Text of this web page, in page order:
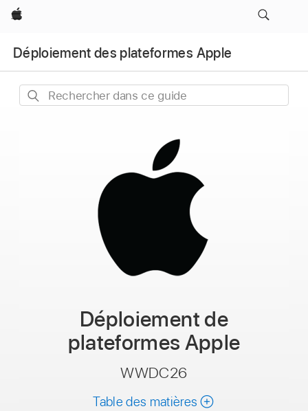
Apple
Déploiement des plateformes Apple
Rechercher
Déploiement de
plateformes Apple
WWDC26
Table des matières